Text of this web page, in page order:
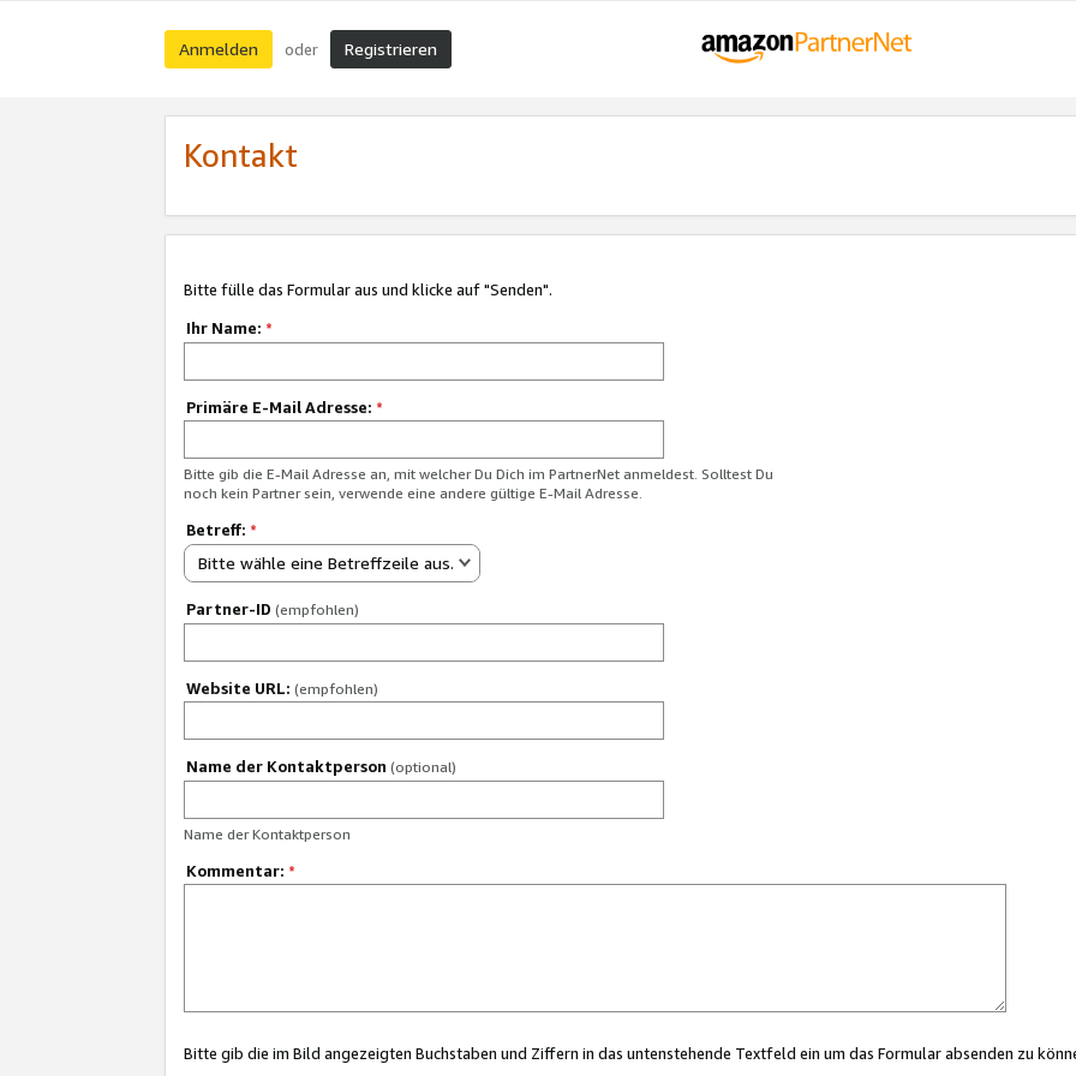
Anmelden oder Registrieren
Kontakt
Bitte fülle das Formular aus und klicke auf "Senden".
Ihr Name: *
Primäre E-Mail Adresse: *
Bitte gib die E-Mail Adresse an, mit welcher Du Dich im PartnerNet anmeldest. Solltest Du
noch kein Partner sein, verwende eine andere gültige E-Mail Adresse.
Betreff: *
Bitte wähle eine Betreffzeile aus.
Partner-ID (empfohlen)
Website URL: (empfohlen)
Name der Kontaktperson (optional)
Name der Kontaktperson
Kommentar: *
Bitte gib die im Bild angezeigten Buchstaben und Ziffern in das untenstehende Textfeld ein um das Formular absenden zu